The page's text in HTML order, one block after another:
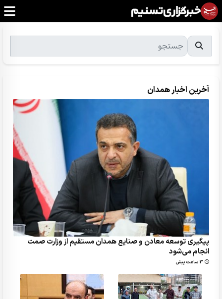
آخرین اخبار همدان
پیگیری توسعه معادن و صنایع همدان مستقیم از وزارت صمت
انجام می‌شود
3 ساعت پیش